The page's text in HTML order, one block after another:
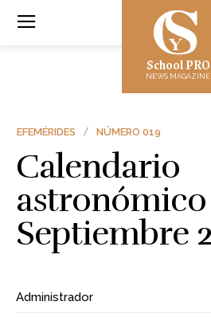
School PRO
NEWS MAGAZINE
EFEMÉRIDES NÚMERO 019
Calendario
astronómico
Septiembre
Administrador